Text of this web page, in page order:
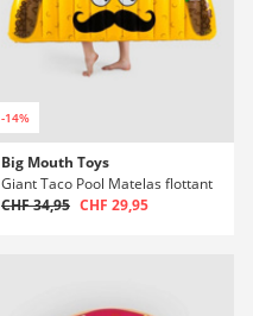
-14%
Big Mouth Toys
Giant Taco Pool Matelas flottant
CHF 34,95 CHF 29,95